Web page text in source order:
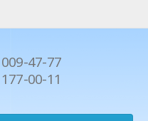
47-77
00-11